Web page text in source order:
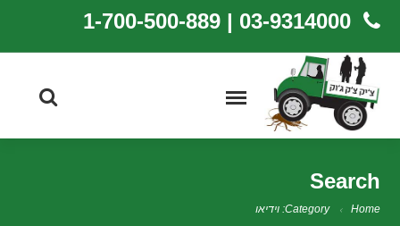
03-9314000 | 1-700-500-889
Search
Home Category: וידיאו